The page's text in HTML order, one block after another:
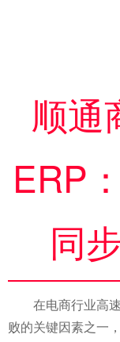
顺通
ERP
同
在电商行业高
败的关键因素之一